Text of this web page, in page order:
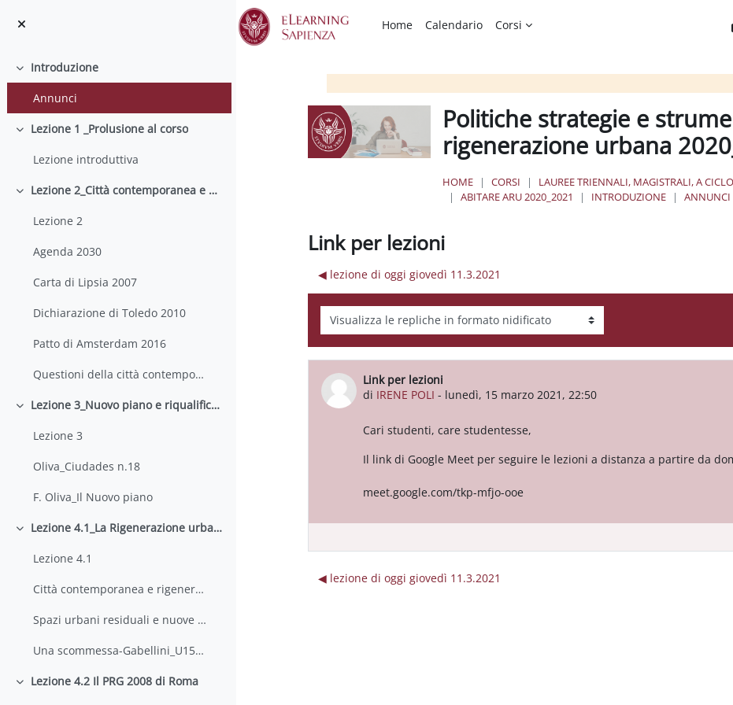
Home
Calendario Corsi
Minimizza
Introduzione
Annunci
Minimizza
Lezione 1 _Prolusione al corso
Lezione introduttiva
Minimizza Lezione 2_Città contemporanea e metropolizzazione
Lezione 2
Agenda 2030
Carta di Lipsia 2007
Dichiarazione di Toledo 2010
Patto di Amsterdam 2016
Questioni della città contemporanea- Marcelloni
Minimizza Lezione 3_Nuovo piano e riqualificazione urbana
Lezione 3
Oliva_Ciudades n.18
F. Oliva_Il Nuovo piano
Minimizza Lezione 4.1_La Rigenerazione urbana
Lezione 4.1
Città contemporanea e rigenerazione urbana. Temi, azioni, strumenti_Galuzzi-Vitillo-2018
Spazi urbani residuali e nuove comunità di pratiche sociali_Galuzzi et al.-2019
Una scommessa-Gabellini_U157-2016
Minimizza
Lezione 4.2 Il PRG 2008 di Roma
Politiche strategie e
rigenerazione urbana
HOME CORSI LAUREE TRIENNALI, MAGISTRALI, A
ABITARE ARU 2020_2021
INTRODUZIONE ANNUNCI
Link per lezioni
◀︎ lezione di oggi giovedì 11.3.2021
Modalità visualizzazione
Link per lezioni
di IRENE POLI - lunedì, 15 marzo 2021, 22:50
Numero di risposte: 0
Cari studenti, care studentesse,
Il link di Google Meet per seguire le lezioni a distanza a partire da
meet.google.com/tkp-mfjo-ooe
◀︎ lezione di oggi giovedì 11.3.2021